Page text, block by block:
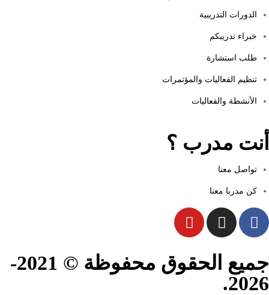
الدورات التدريبية
خبراء تدريبكم
طلب استشارة
تنظيم الفعاليات والمؤتمرات
الأنشطة والفعاليات
أنت مدرب ؟
تواصل معنا
كن مدربا معنا
جميع الحقوق محفوظة © 2021-
2026.